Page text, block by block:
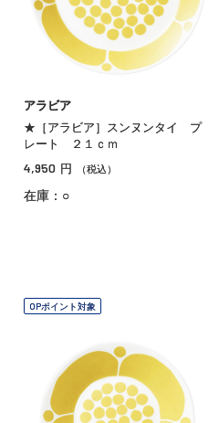
アラビア
★［アラビア］スンヌンタイ プ
レート ２１ｃｍ
4,950 円 （税込）
在庫：○
OPポイント対象